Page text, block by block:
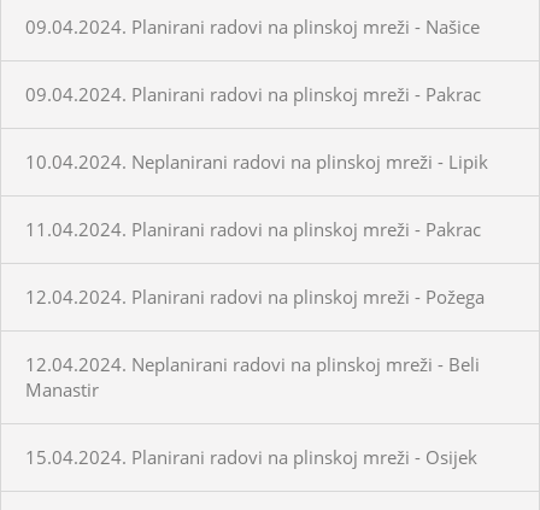
09.04.2024. Planirani radovi na plinskoj mreži - Našice
09.04.2024. Planirani radovi na plinskoj mreži - Pakrac
10.04.2024. Neplanirani radovi na plinskoj mreži - Lipik
11.04.2024. Planirani radovi na plinskoj mreži - Pakrac
12.04.2024. Planirani radovi na plinskoj mreži - Požega
12.04.2024. Neplanirani radovi na plinskoj mreži - Beli
Manastir
15.04.2024. Planirani radovi na plinskoj mreži - Osijek